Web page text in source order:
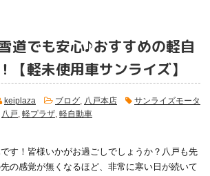
道でも安心♪おすすめの軽自
【軽未使用車サンライズ】
keiplaza ブログ 八戸本店
サンライズモータ
八戸 軽プラザ 軽自動車
す！皆様いかがお過ごしでしょうか？八戸も先
の感覚が無くなるほど、非常に寒い日が続いて